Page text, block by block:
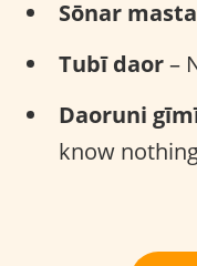
Sōnar
Tubī daor–
Daoruni
know